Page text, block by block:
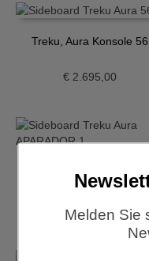
Treku, Aura Konsole 56
€2.695,00
Treku, Aura Sideboard 1
€ 3.224,00
Melden Sie